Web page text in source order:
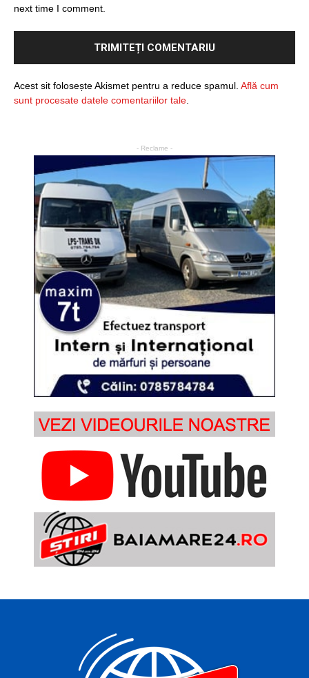
next time I comment.
Acest sit folosește Akismet pentru a reduce spamul. Află cum
sunt procesate datele comentariilor tale
- Reclame -